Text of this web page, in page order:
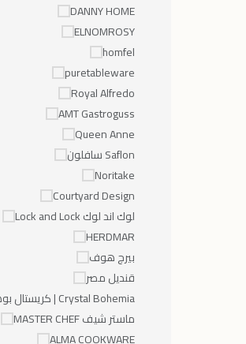
DANNY HOME
ELNOMROSY
homfel
puretableware
Royal Alfredo
AMT Gastroguss
Queen Anne
Saflon سافلون
Noritake
Courtyard Design
لوك اند لوك Lock and Lock
HERDMAR
بيرج هوف
قنديل مصر
Crystal Bohemia | كريستال بوهيميا
ماستر شيف MASTER CHEF
ALMA COOKWARE